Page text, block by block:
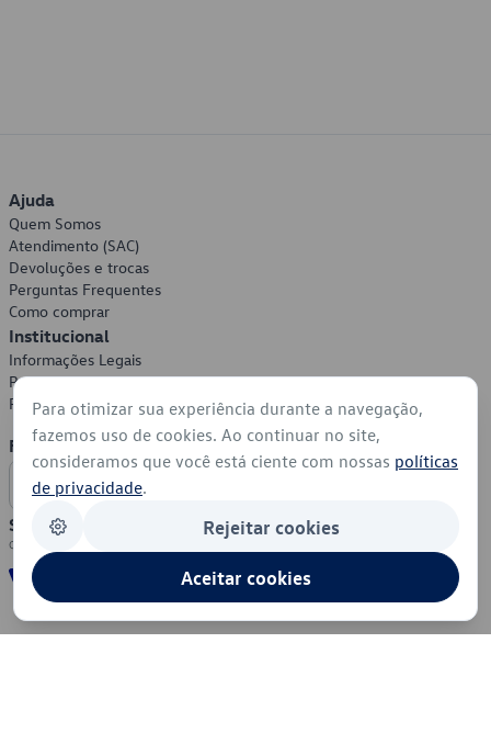
Ajuda
Quem Somos
Atendimento (SAC)
Devoluções e trocas
Perguntas Frequentes
Como comprar
Institucional
Informações Legais
Política de Privacidade
Política de Cookies
Formas de Pagamento
Segurança
Para otimizar sua experiência durante a navegação,
fazemos uso de cookies. Ao continuar no site,
consideramos que você está ciente com nossas políticas
de privacidade.
Rejeitar cookies
Aceitar cookies